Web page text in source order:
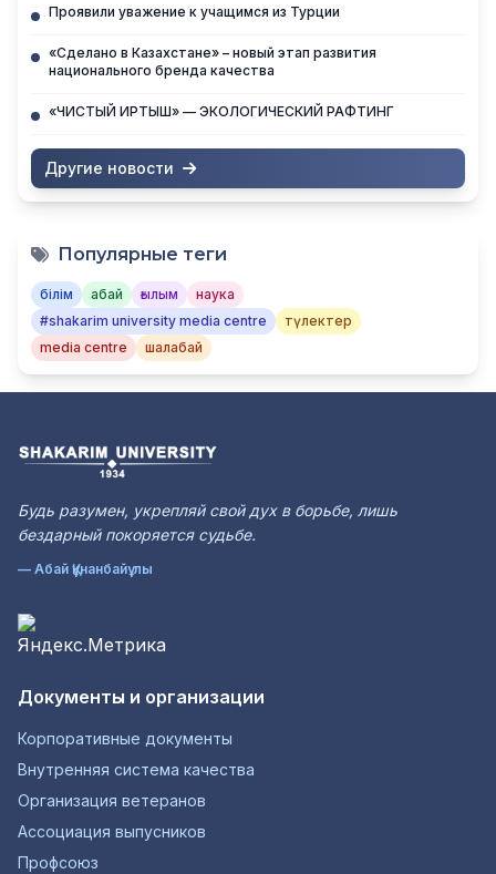
Проявили уважение к учащимся из Турции
«Сделано в Казахстане» – новый этап развития
национального бренда качества
«ЧИСТЫЙ ИРТЫШ» — ЭКОЛОГИЧЕСКИЙ РАФТИНГ
Другие новости
Популярные теги
білім абай ғылым
наука
#shakarim university media centre
түлектер
media centre
шалабай
Будь разумен, укрепляй свой дух в борьбе, лишь
бездарный покоряется судьбе.
— Абай Құнанбайұлы
Документы и организации
Корпоративные документы
Внутренняя система качества
Организация ветеранов
Ассоциация выпусников
Профсоюз